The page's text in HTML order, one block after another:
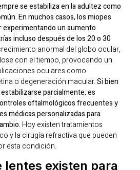
se estabiliza en la adultez como
En muchos casos, los miopes
experimentando un aumento
incluso después de los 20 o 30
anormal del globo ocular,
con el tiempo, provocando un
oculares como
o degeneración macular.Si bien
parcialmente, es
oftalmológicos frecuentes y
médicas personalizadas para
Hoy existen tratamientos
y la cirugía refractiva que pueden
esta condición.
lentes existen para